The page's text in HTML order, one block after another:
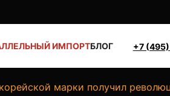
ИМПОРТБЛОГ +7
марки получил